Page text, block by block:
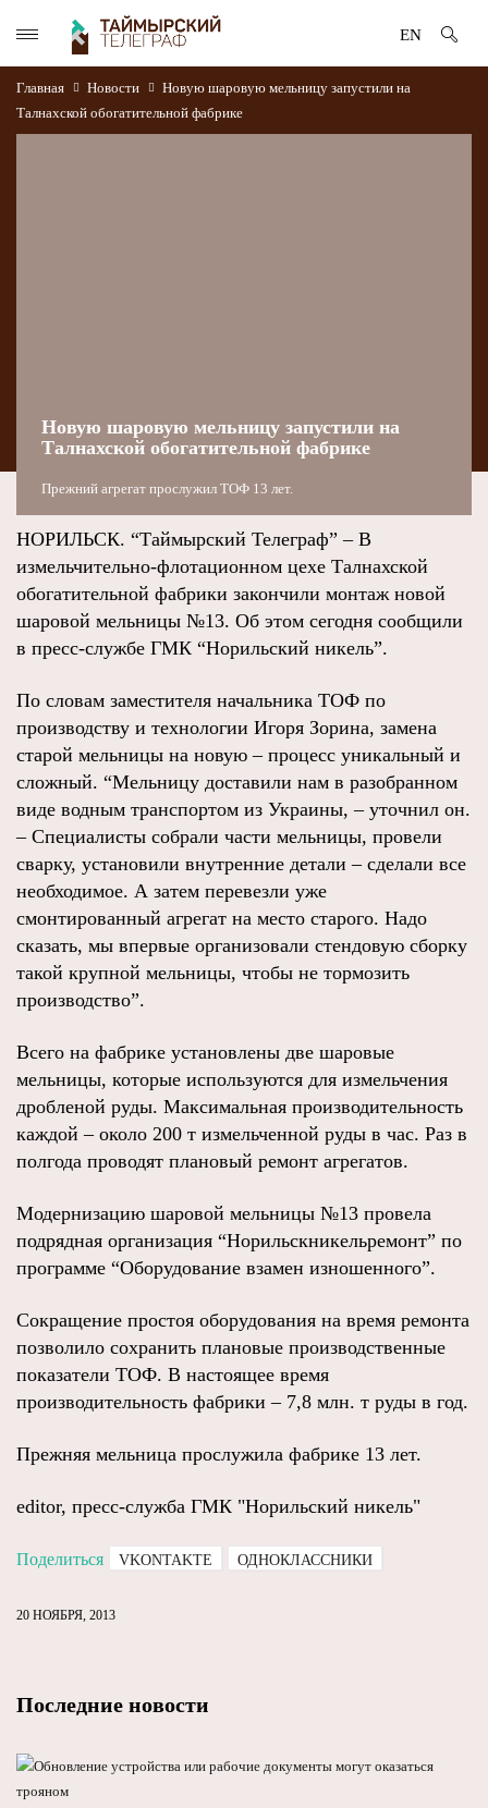
EN
Главная Новости
Новую шаровую мельницу запустили на
Талнахской обогатительной фабрике
Новую шаровую мельницу запустили на
Талнахской обогатительной фабрике
Прежний агрегат прослужил ТОФ 13 лет.
НОРИЛЬСК. “Таймырский Телеграф” – В
измельчительно-флотационном цехе Талнахской
обогатительной фабрики закончили монтаж новой
шаровой мельницы №13. Об этом сегодня сообщили
в пресс-службе ГМК “Норильский никель”.
По словам заместителя начальника ТОФ по
производству и технологии Игоря Зорина, замена
старой мельницы на новую – процесс уникальный и
сложный. “Мельницу доставили нам в разобранном
виде водным транспортом из Украины, – уточнил он.
– Специалисты собрали части мельницы, провели
сварку, установили внутренние детали – сделали все
необходимое. А затем перевезли уже
смонтированный агрегат на место старого. Надо
сказать, мы впервые организовали стендовую сборку
такой крупной мельницы, чтобы не тормозить
производство”.
Всего на фабрике установлены две шаровые
мельницы, которые используются для измельчения
дробленой руды. Максимальная производительность
каждой – около 200 т измельченной руды в час. Раз в
полгода проводят плановый ремонт агрегатов.
Модернизацию шаровой мельницы №13 провела
подрядная организация “Норильскникельремонт” по
программе “Оборудование взамен изношенного”.
Сокращение простоя оборудования на время ремонта
позволило сохранить плановые производственные
показатели ТОФ. В настоящее время
производительность фабрики – 7,8 млн. т руды в год.
Прежняя мельница прослужила фабрике 13 лет.
editor, пресс-служба ГМК "Норильский никель"
Поделиться VKONTAKTE ОДНОКЛАССНИКИ
20 НОЯБРЯ, 2013
Последние новости